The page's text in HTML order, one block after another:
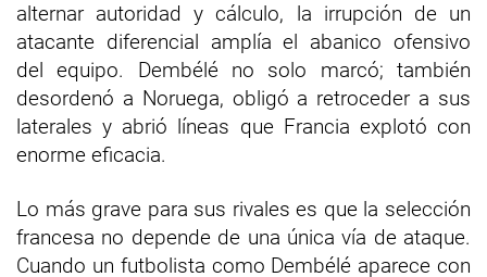
alternar autoridad y cálculo, la irrupción de un
atacante diferencial amplía el abanico ofensivo
del equipo. Dembélé no solo marcó; también
desordenó a Noruega, obligó a retroceder a sus
laterales y abrió líneas que Francia explotó con
enorme eficacia.
Lo más grave para sus rivales es que la selección
francesa no depende de una única vía de ataque.
Cuando un futbolista como Dembélé aparece con